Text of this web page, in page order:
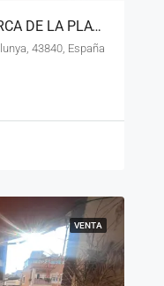
SALOU- APARTAMENTO CERCA DE LA PLAYA PONIENTE – LN- 240426
43840, España
VENTA